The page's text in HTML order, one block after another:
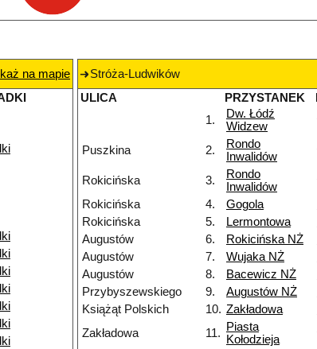
na mapie
Stróża-Ludwików
ULICA
PRZYSTANEK
1.
Dw. Łódź
Widzew
Puszkina 2.
Rondo
Inwalidów
Rokicińska 3.
Rondo
Inwalidów
Rokicińska 4. Gogola
Rokicińska
5. Lermontowa
Augustów
6. Rokicińska NŻ
Augustów
7. Wujaka NŻ
Augustów
8. Bacewicz NŻ
Przybyszewskiego
9. Augustów NŻ
Książąt Polskich
10. Zakładowa
Zakładowa
11.
Piasta
Kołodzieja